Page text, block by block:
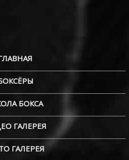
БОКСА
ГАЛЕРЕЯ
ГАЛЕРЕЯ